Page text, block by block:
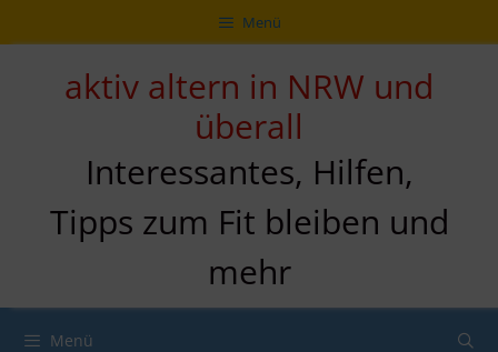
Inhalt
zur
Navigation
Inhalt
Menü
aktiv altern in NRW und
überall
Interessantes, Hilfen,
Tipps zum Fit bleiben und
mehr
Menü